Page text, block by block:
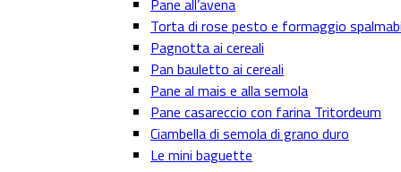
Pane all’avena
Torta di rose pesto e formaggio
Pagnotta ai cereali
Pan bauletto ai cereali
Pane al mais e alla semola
Pane casareccio con farina Tritordeum
Ciambella di semola di grano duro
Le mini baguette